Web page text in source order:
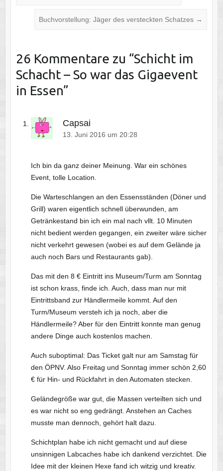
Buchvorstellung: Jäger des versteckten Schatzes →
26 Kommentare zu “Schicht im
Schacht – So war das Gigaevent
in Essen”
Capsai
13. Juni 2016 um 20:28
Ich bin da ganz deiner Meinung. War ein schönes
Event, tolle Location.
Die Warteschlangen an den Essensständen (Döner und
Grill) waren eigentlich schnell überwunden, am
Getränkestand bin ich ein mal nach vllt. 10 Minuten
nicht bedient werden gegangen, ein zweiter wäre sicher
nicht verkehrt gewesen (wobei es auf dem Gelände ja
auch noch Bars und Restaurants gab).
Das mit den 8 € Eintritt ins Museum/Turm am Sonntag
ist schon krass, finde ich. Auch, dass man nur mit
Eintrittsband zur Händlermeile kommt. Auf den
Turm/Museum versteh ich ja noch, aber die
Händlermeile? Aber für den Eintritt konnte man genug
andere Dinge auch kostenlos machen.
Auch suboptimal: Das Ticket galt nur am Samstag für
den ÖPNV. Also Freitag und Sonntag immer schön 2,60
€ für Hin- und Rückfahrt in den Automaten stecken.
Geländegröße war gut, die Massen verteilten sich und
es war nicht so eng gedrängt. Anstehen an Caches
musste man dennoch, gehört halt dazu.
Schichtplan habe ich nicht gemacht und auf diese
unsinnigen Labcaches habe ich dankend verzichtet. Die
Idee mit der kleinen Hexe fand ich witzig und kreativ.